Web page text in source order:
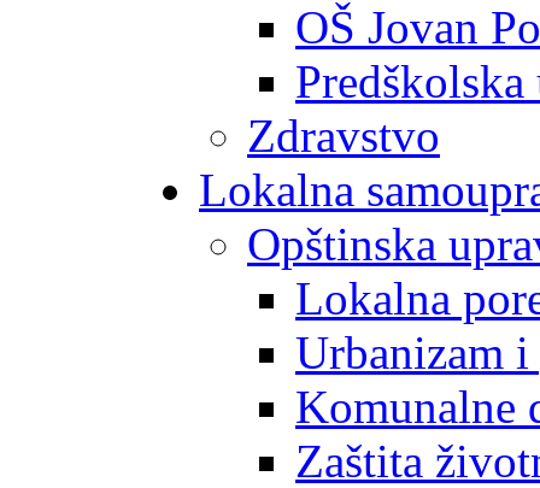
OŠ Jovan
Predškolska
Zdravstvo
Lokalna
Opštinska
Lokalna
Urbanizam
Komunalne
Zaštita